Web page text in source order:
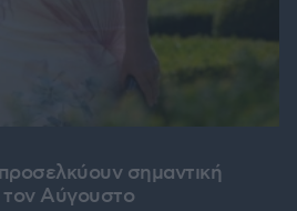
σημαντική
τον Αύγουστο